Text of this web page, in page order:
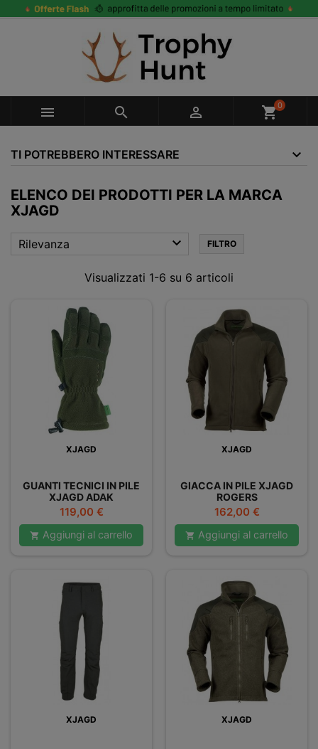
   shopping_cart0
TI POTREBBERO INTERESSARE
ELENCO DEI PRODOTTI PER LA MARCA
XJAGD
Rilevanza  FILTRO
Visualizzati 1-6 su 6 articoli
XJAGD
GUANTI TECNICI IN PILE
XJAGD ADAK
Prezzo
119,00 €
 Aggiungi al carrello
XJAGD
GIACCA IN PILE XJAGD
ROGERS
Prezzo
162,00 €
 Aggiungi al carrello
XJAGD XJAGD